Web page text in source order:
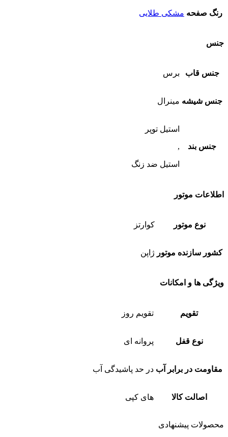
رنگ صفحه مشکی طلایی
جنس
جنس قاب برس
جنس شیشه مینرال
جنس بند
استیل توپر
,
استیل ضد زنگ
اطلاعات موتور
نوع موتور کوارتز
کشور سازنده موتور ژاپن
ویژگی ها و امکانات
تقویم تقویم روز
نوع قفل پروانه ای
مقاومت در برابر آب در حد پاشیدگی آب
اصالت کالا های کپی
محصولات پیشنهادی